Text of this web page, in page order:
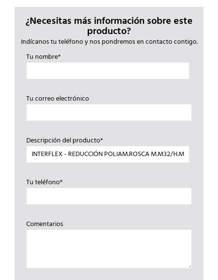
¿Necesitas más información sobre este
producto?
Indícanos tu teléfono y nos pondremos en contacto contigo.
Tu nombre*
Tu correo electrónico
Descripción del producto*
Tu teléfono*
Comentarios